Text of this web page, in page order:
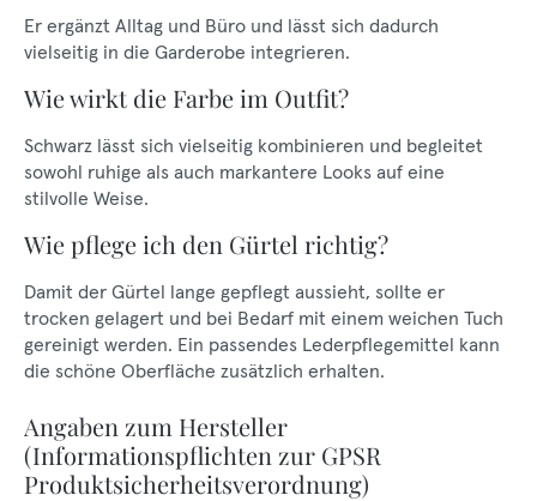
Er ergänzt Alltag und Büro und lässt sich dadurch
vielseitig in die Garderobe integrieren.
Wie wirkt die Farbe im Outfit?
Schwarz lässt sich vielseitig kombinieren und begleitet
sowohl ruhige als auch markantere Looks auf eine
stilvolle Weise.
Wie pflege ich den Gürtel richtig?
Damit der Gürtel lange gepflegt aussieht, sollte er
trocken gelagert und bei Bedarf mit einem weichen Tuch
gereinigt werden. Ein passendes Lederpflegemittel kann
die schöne Oberfläche zusätzlich erhalten.
Angaben zum Hersteller
(Informationspflichten zur GPSR
Produktsicherheitsverordnung)